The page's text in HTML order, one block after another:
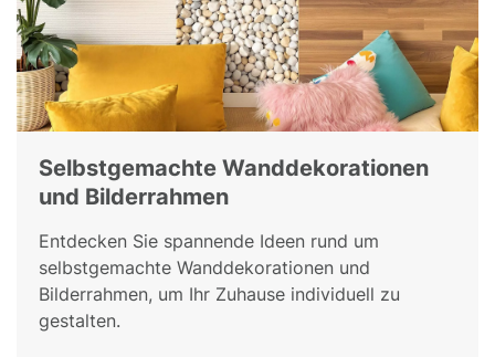
Selbstgemachte Wanddekorationen
und Bilderrahmen
Entdecken Sie spannende Ideen rund um
selbstgemachte Wanddekorationen und
Bilderrahmen, um Ihr Zuhause individuell zu
gestalten.